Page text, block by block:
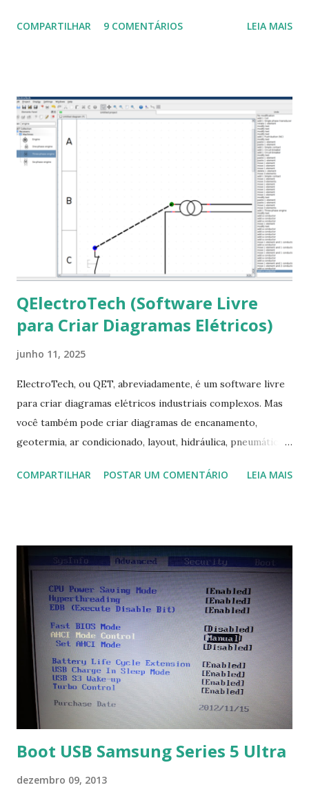
a Associação Brasileira de Normas Técnicas (ABNT), exige
que contém essas fontes. Ao instalar o GNU/Linux abra o
terminal e execute o comando: $ sudo apt-get install ttf-
mscorefonts-installer Leia os termos de uso e avance
clicando em “Ok” Agora aceite os termos de uso clicando
em “Sim” Pronto agora abra o LibreOffice e veja se as
fontes Times New Roman, Arial estão instaladas. Caso
ocorra algum erro ou precisa reinstalar, execute: $ sudo
apt-get install --reinstall ttf-mscorefonts-installer
COMPARTILHAR 9 COMENTÁRIOS LEIA MAIS
QElectroTech (Software Livre
para Criar Diagramas Elétricos)
junho 11, 2025
ElectroTech, ou QET, abreviadamente, é um software livre
para criar diagramas elétricos industriais complexos. Mas
você também pode criar diagramas de encanamento,
geotermia, ar condicionado, layout, hidráulica, pneumática,
Na última versão 0.100, a coleção contém mais de 8.000
COMPARTILHAR POSTAR UM COMENTÁRIO LEIA MAIS
Boot USB Samsung Series 5 Ultra
dezembro 09, 2013